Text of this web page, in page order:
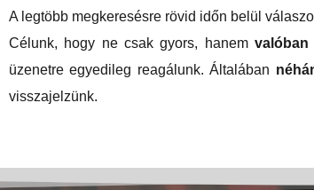
A legtöbb megkeresésre rövid időn belül
Célunk, hogy ne csak gyors, hanem valóban
üzenetre egyedileg reagálunk. Általában
visszajelzünk.